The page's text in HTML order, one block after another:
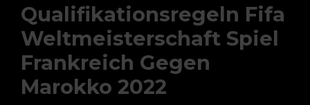
Qualifikationsregeln Fifa
Weltmeisterschaft Spiel
Frankreich Gegen
Marokko 2022